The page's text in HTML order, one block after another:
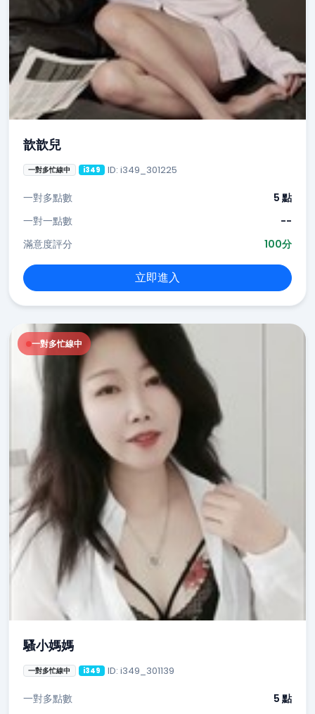
歆歆兒
一對多忙線中 i349 ID: i349_301225
一對多點數
5 點
一對一點數
--
滿意度評分
100分
立即進入
一對多忙線中
騷小媽媽
一對多忙線中 i349 ID: i349_301139
一對多點數 5 點